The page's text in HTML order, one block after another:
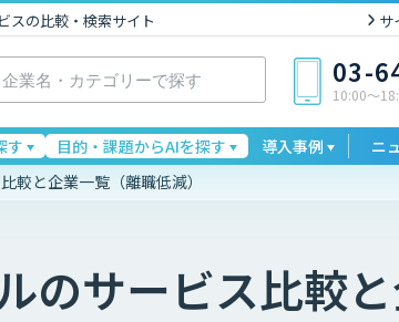
スの比較・検索サイト サ
03-
10:00〜
す 目的・課題からAIを探す 導入事例 ニ
較と企業一覧（離職低減）
のサービス比較